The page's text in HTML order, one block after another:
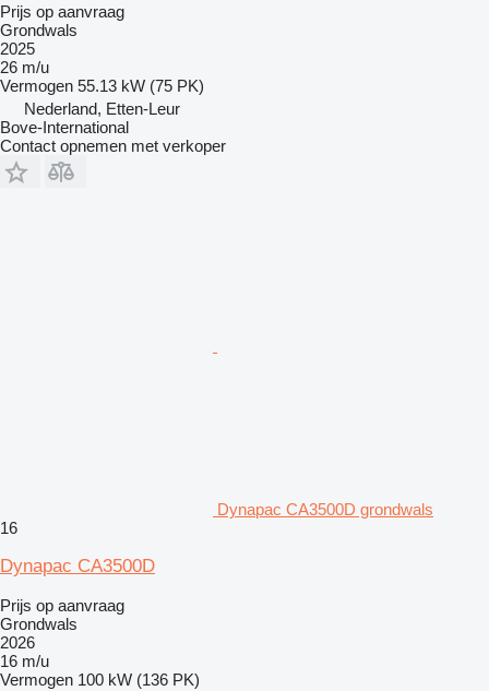
Prijs op aanvraag
Grondwals
2025
26 m/u
Vermogen 55.13 kW (75 PK)
Nederland, Etten-Leur
Bove-International
Contact opnemen met verkoper
Dynapac CA3500D grondwals
16
Dynapac CA3500D
Prijs op aanvraag
Grondwals
2026
16 m/u
Vermogen 100 kW (136 PK)